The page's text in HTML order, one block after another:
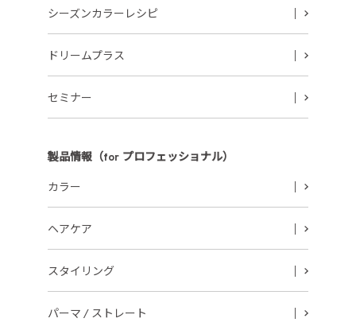
シーズンカラーレシピ
ドリームプラス
セミナー
製品情報（for プロフェッショナル）
カラー
ヘアケア
スタイリング
パーマ / ストレート